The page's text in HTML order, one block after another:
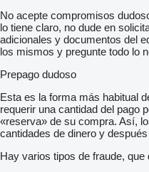
No acepte compromisos
lo tiene claro, no dude en
adicionales y documentos del
los mismos y pregunte todo lo
Prepago dudoso
Esta es la forma más habitual
requerir una cantidad del pago
«reserva» de su compra. Así,
cantidades de dinero y
Hay varios tipos de fraude, que